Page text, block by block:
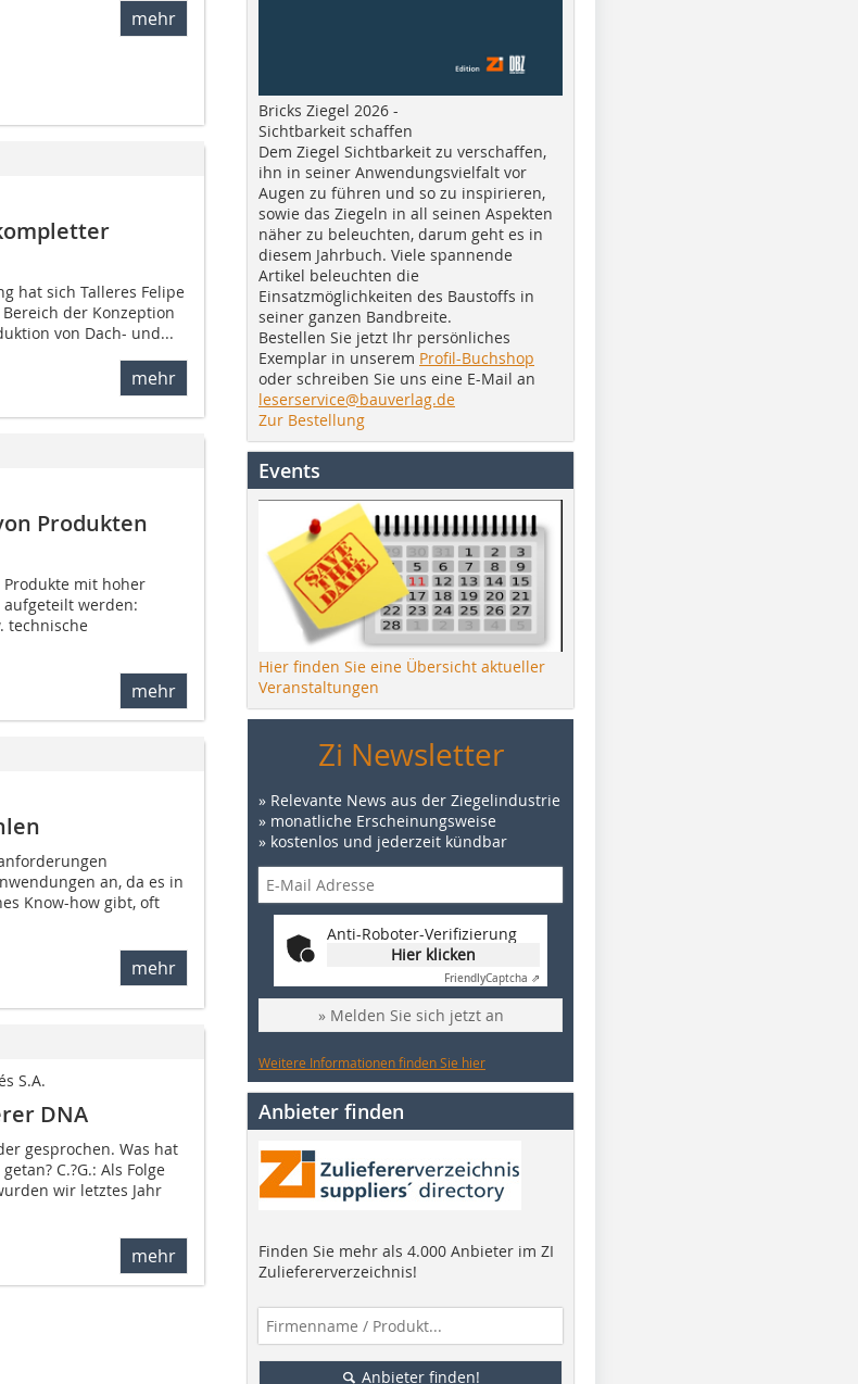
mehr
hat sich Talleres Felipe
der Konzeption
von Dach- und...
mehr
Produkten
mit hoher
werden:
technische
mehr
an, da es in
Know-how gibt, oft
mehr
S.A.
DNA
gesprochen. Was hat
C.?G.: Als Folge
wir letztes Jahr
mehr
Bricks Ziegel 2026 -
Sichtbarkeit schaffen
Dem Ziegel Sichtbarkeit zu verschaffen,
ihn in seiner Anwendungsvielfalt vor
Augen zu führen und so zu inspirieren,
sowie das Ziegeln in all seinen Aspekten
näher zu beleuchten, darum geht es in
diesem Jahrbuch. Viele spannende
Artikel beleuchten die
Einsatzmöglichkeiten des Baustoffs in
seiner ganzen Bandbreite.
Bestellen Sie jetzt Ihr persönliches
Exemplar in unserem Profil-Buchshop
oder schreiben Sie uns eine E-Mail an
leserservice@bauverlag.de
Zur Bestellung
Events
Hier finden Sie eine Übersicht aktueller
Veranstaltungen
Zi Newsletter
» Relevante News aus der Ziegelindustrie
» monatliche Erscheinungsweise
» kostenlos und jederzeit kündbar
Anti-Roboter-Verifizierung
Hier klicken
FriendlyCaptcha ⇗
» Melden Sie sich jetzt an
Weitere Informationen finden Sie hier
Anbieter finden
Finden Sie mehr als 4.000 Anbieter im ZI
Zuliefererverzeichnis!
Anbieter finden!